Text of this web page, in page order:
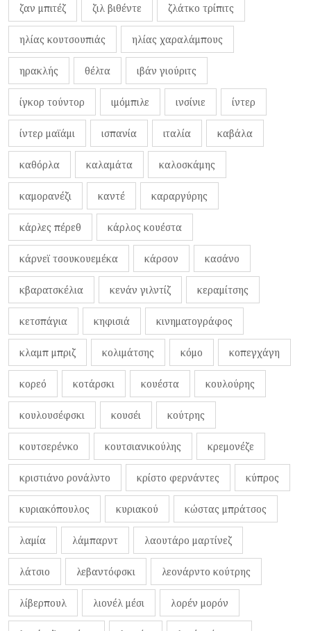
ζαν μπιτέζ ζιλ βιθέντε ζλάτκο τρίπιτς
ηλίας κουτσουπιάς ηλίας χαραλάμπους
ηρακλής θέλτα ιβάν γιούριτς
ίγκορ τούντορ ιμόμπιλε ινσίνιε ίντερ
ίντερ μαϊάμι ισπανία ιταλία καβάλα
καθόρλα καλαμάτα καλοσκάμης
καμορανέζι καντέ καραργύρης
κάρλες πέρεθ κάρλος κουέστα
κάρνεϊ τσουκουεμέκα κάρσον κασάνο
κβαρατσκέλια κενάν γιλντίζ κεραμίτσης
κετσπάγια κηφισιά κινηματογράφος
κλαμπ μπριζ κολιμάτσης κόμο κοπεγχάγη
κορεό κοτάρσκι κουέστα κουλούρης
κουλουσέφσκι κουσέι κούτρης
κουτσερένκο κουτσιανικούλης κρεμονέζε
κριστιάνο ρονάλντο κρίστο φερνάντες κύπρος
κυριακόπουλος κυριακού κώστας μπράτσος
λαμία λάμπαρντ λαουτάρο μαρτίνεζ
λάτσιο λεβαντόφσκι λεονάρντο κούτρης
λίβερπουλ λιονέλ μέσι λορέν μορόν